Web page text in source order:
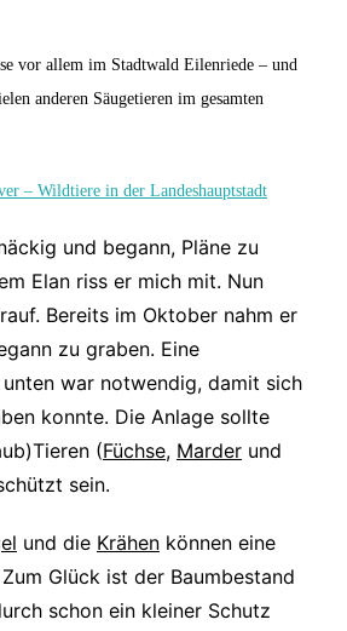
vor allem im Stadtwald Eilenriede – und
anderen Säugetieren im gesamten
– Wildtiere in der Landeshauptstadt
und begann, Pläne zu
Elan riss er mich mit. Nun
Bereits im Oktober nahm er
zu graben. Eine
war notwendig, damit sich
konnte. Die Anlage sollte
(Füchse, Marderund
sein.
und die Krähenkönnen eine
Glück ist der Baumbestand
schon ein kleiner Schutz